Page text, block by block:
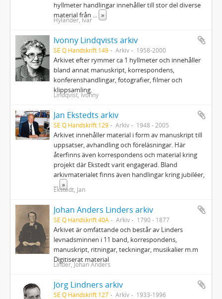
hyllmeter handlingar innehåller till stor del diverse
material från ... »
Hylander, Ivar
Ivonny Lindqvists arkiv
SE Q Handskrift 149 Arkiv 1958-2000
Arkivet efter rymmer ca 1 hyllmeter och innehåller
bland annat manuskript, korrespondens,
konferenshandlingar, fotografier, filmer och
klippsamling.
Lindqvist, Ivonny
Jan Ekstedts arkiv
SE Q Handskrift 129 Arkiv 1948 - 2005
Arkivet innehåller material i form av manuskript till
uppsatser, avhandling och föreläsningar. Här
återfinns även korrespondens och material kring
projekt där Ekstedt varit engagerad. Bland
arkivmaterialet finns även handlingar kring jubiléer,
... »
Ekstedt, Jan
Johan Anders Linders arkiv
SE Q Handskrift 40A Arkiv 1790 - 1877
Arkivet är omfattande och består av Linders
levnadsminnen i 11 band, korrespondens,
manuskript, ritningar, teckningar, musikalier m.m
Digitiserat material
Linder, Johan Anders
Jörg Lindners arkiv
SE Q Handskrift 127 Arkiv 1933-1996